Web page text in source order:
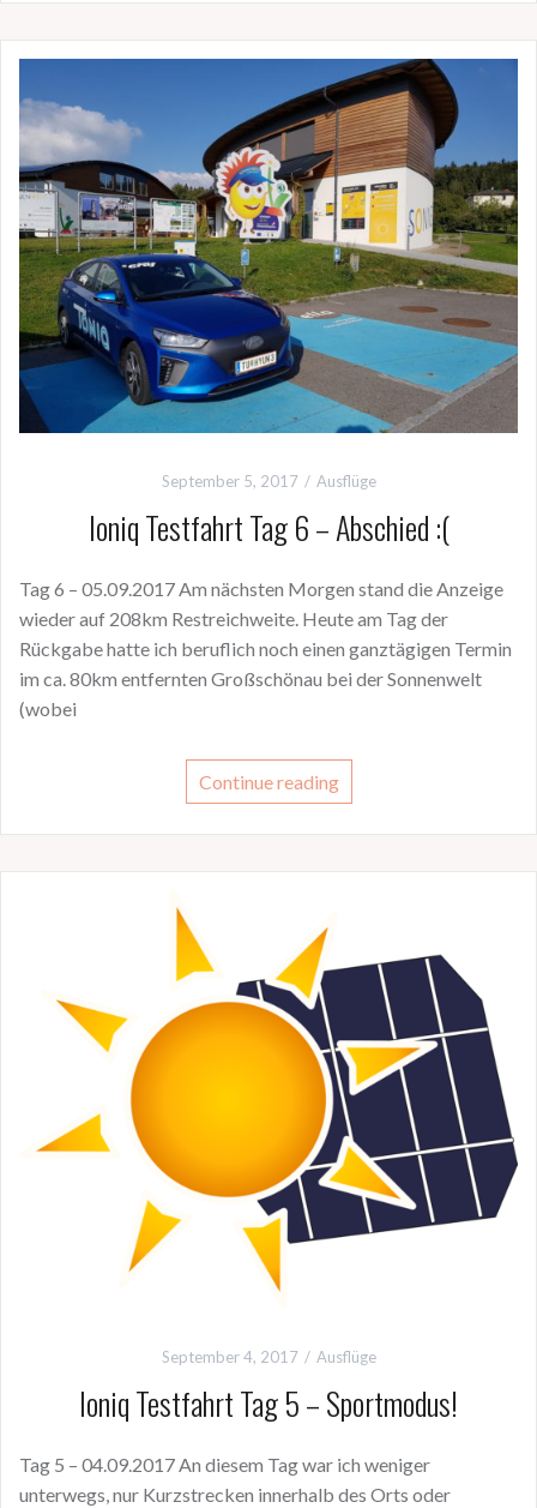
September 5, 2017 Ausflüge
Ioniq Testfahrt Tag 6 – Abschied :(
Tag 6 – 05.09.2017 Am nächsten Morgen stand die Anzeige
wieder auf 208km Restreichweite. Heute am Tag der
Rückgabe hatte ich beruflich noch einen ganztägigen Termin
im ca. 80km entfernten Großschönau bei der Sonnenwelt
(wobei
Continue reading
September 4, 2017 Ausflüge
Ioniq Testfahrt Tag 5 – Sportmodus!
Tag 5 – 04.09.2017 An diesem Tag war ich weniger
unterwegs, nur Kurzstrecken innerhalb des Orts oder